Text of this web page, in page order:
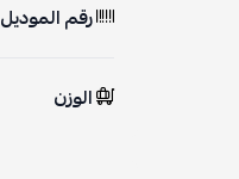
رقم الموديل
الوزن